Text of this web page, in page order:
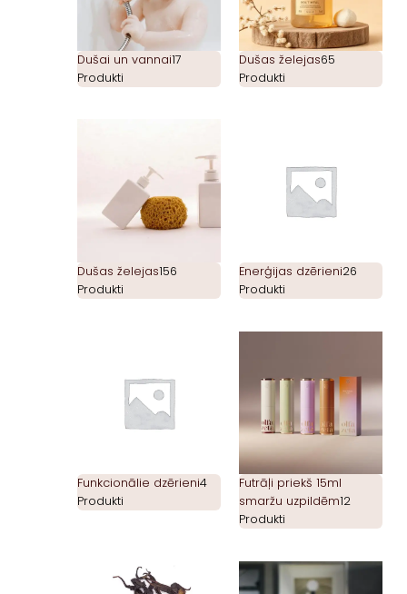
Dušai un vannai17
Produkti
Dušas želejas65
Produkti
Dušas želejas156
Produkti
Enerģijas dzērieni26
Produkti
Funkcionālie dzērieni4
Produkti
Futrāļi priekš 15ml
smaržu uzpildēm12
Produkti